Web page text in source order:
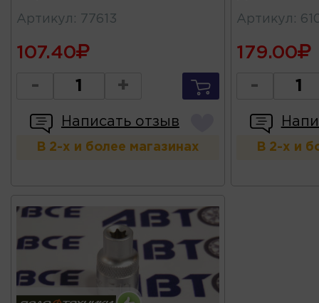
Артикул : 77613
107.40
- +
Написать отзыв
В 2-х и более магазинах
Артикул :
179.00
-
В 2-х и